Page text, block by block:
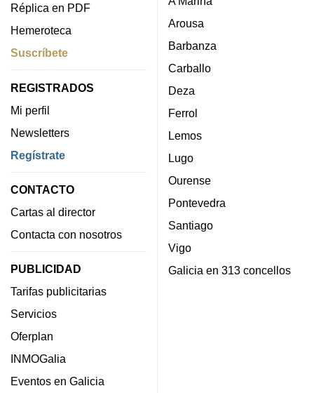
Réplica en PDF
Hemeroteca
Suscríbete
REGISTRADOS
Mi perfil
Newsletters
Regístrate
CONTACTO
Cartas al director
Contacta con nosotros
PUBLICIDAD
Tarifas publicitarias
Servicios
Oferplan
INMOGalia
Eventos en Galicia
Arousa
Barbanza
Carballo
Deza
Ferrol
Lemos
Lugo
Ourense
Pontevedra
Santiago
Vigo
Galicia en 313 concellos